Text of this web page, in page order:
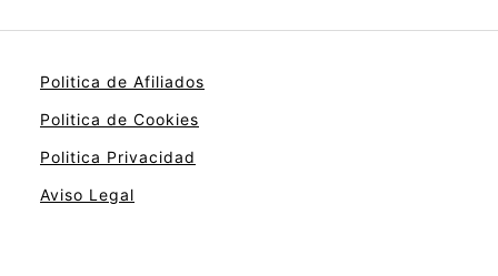
Politica de Afiliados
Politica de Cookies
Politica Privacidad
Aviso Legal